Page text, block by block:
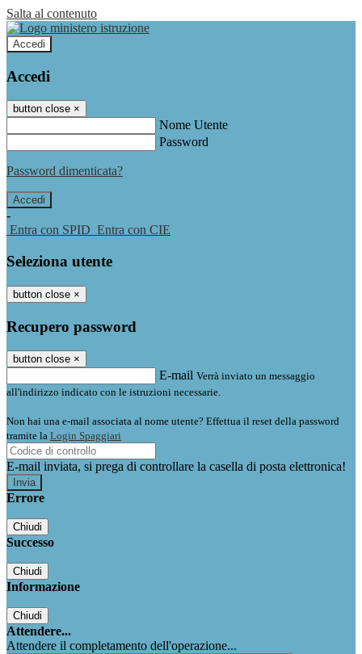
Salta al contenuto
Accedi
Accedi
button close ×
Nome Utente
Password
Password dimenticata?
-
Entra con SPID Entra con CIE
Seleziona utente
button close ×
Recupero password
button close ×
E-mail Verrà inviato un messaggio
all'indirizzo indicato con le istruzioni necessarie.
Non hai una e-mail associata al nome utente? Effettua il reset della password
tramite la Login Spaggiari
E-mail inviata, si prega di controllare la casella di posta elettronica!
Errore
Chiudi
Successo
Chiudi
Informazione
Chiudi
Attendere...
Attendere il completamento dell'operazione...